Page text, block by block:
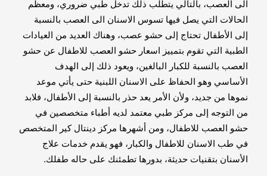
الى العصب، بالتالي يتطلب ذلك تدخل طبي ضروري، ومعظم
الحالات التي يصل فيها تسوس الاسنان الى العصب بالنسبة
إلى الأطفال تحتاج إلى حشو عصب، وهناك العديد من العيادات
الطبية التي تقوم بتمييز اسعار حشو العصب للاطفال عن حشو
العصب بالنسبة للكبار البالغين، ويعود ذلك إلى الهدف
الأساسي وهو الحفاظ على الاسنان اللبنية حتى يأتي موعد
نموها من جديد، ولأن الأمر يعد حذر بالنسبة إلى الأطفال، فلابد
من التوجه إلى مركز طبي معتمد لديه أطباء متخصصين في
حشو العصب للاطفال، ومن أشهرها مركز دينتال كير المتخصص
في طب الاسنان للاطفال والكبار، فهو يقدم خدمات علاج
الأسنان بتقنيات حديثة، بدورها تطمئنك على حاله طفلك.